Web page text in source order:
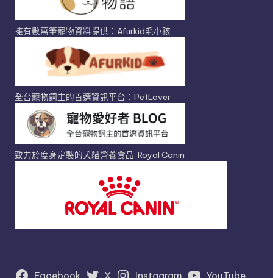
擁有數萬筆寵物資料提供：Afurkid毛小孩
全台寵物飼主的首選資訊平台：PetLover
致力於度身定製的犬貓營養食品: Royal Canin